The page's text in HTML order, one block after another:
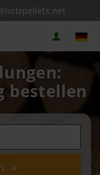
bestellen